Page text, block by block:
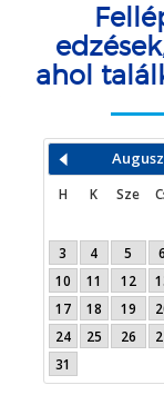
ahol
H K Sze
3
4 5 6
10
11 12
17
18 19
24
25 26
31